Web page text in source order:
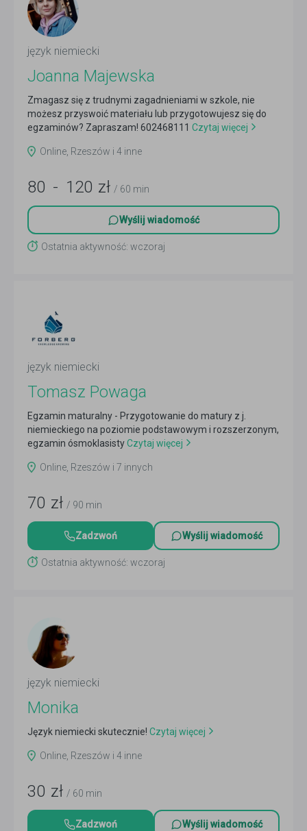
język niemiecki
Joanna Majewska
Zmagasz się z trudnymi zagadnieniami w szkole, nie
możesz przyswoić materiału lub przygotowujesz się do
egzaminów? Zapraszam! 602468111 Czytaj więcej
Online, Rzeszów i 4 inne
80 - 120 zł / 60 min
Wyślij wiadomość
Ostatnia aktywność: wczoraj
język niemiecki
Tomasz Powaga
Egzamin maturalny - Przygotowanie do matury z j.
niemieckiego na poziomie podstawowym i rozszerzonym,
egzamin ósmoklasistyCzytaj więcej
Online, Rzeszów i 7 innych
70 zł / 90 min
Zadzwoń Wyślij wiadomość
Ostatnia aktywność: wczoraj
język niemiecki
Monika
Język niemiecki skutecznie! Czytaj więcej
Online, Rzeszów i 4 inne
30 zł / 60 min
Zadzwoń Wyślij wiadomość